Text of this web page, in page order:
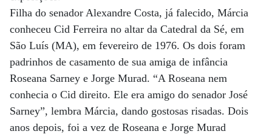
Filha do senador Alexandre Costa, já falecido, Márcia
conheceu Cid Ferreira no altar da Catedral da Sé, em
São Luís (MA), em fevereiro de 1976. Os dois foram
padrinhos de casamento de sua amiga de infância
Roseana Sarney e Jorge Murad. “A Roseana nem
conhecia o Cid direito. Ele era amigo do senador José
Sarney”, lembra Márcia, dando gostosas risadas. Dois
anos depois, foi a vez de Roseana e Jorge Murad